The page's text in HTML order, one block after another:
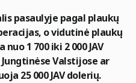
pasaulyje pagal plaukų
o vidutinė plaukų
1 700 iki 2 000 JAV
Valstijose ar
25 000 JAV dolerių.